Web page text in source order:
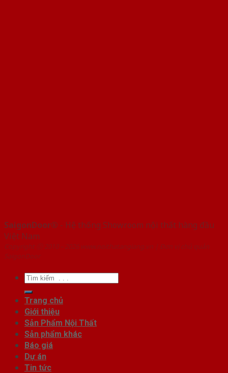
SaigonDoor® - Hệ thống Showroom nội thất hàng đầu
Việt Nam
Copyright ⓒ 2010 – 2026 www.noithatangiang.vn | Đơn vị chủ quản
SaigonDoor
Tìm
kiếm:
Trang chủ
Giới thiệu
Sản Phẩm Nội Thất
Sản phẩm khác
Báo giá
Dự án
Tin tức